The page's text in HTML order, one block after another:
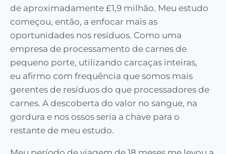
de aproximadamente £1,9 milhão. Meu estudo
começou, então, a enfocar mais as
oportunidades nos resíduos. Como uma
empresa de processamento de carnes de
pequeno porte, utilizando carcaças inteiras,
eu afirmo com frequência que somos mais
gerentes de resíduos do que processadores de
carnes. A descoberta do valor no sangue, na
gordura e nos ossos seria a chave para o
restante de meu estudo.